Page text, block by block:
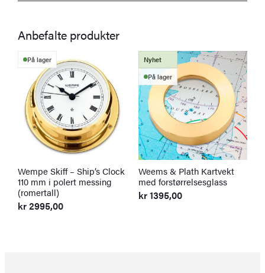
Anbefalte produkter
På lager
Wempe Skiff – Ship’s Clock
110 mm i polert messing
(romertall)
kr2995,00
Nyhet
På lager
Weems & Plath Kartvekt
med forstørrelsesglass
kr1395,00